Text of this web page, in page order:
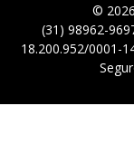
©
(31) 98962-
18.200.952/0001-